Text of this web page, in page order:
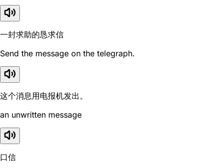
一封求助的恳求信
Send the message on the telegraph.
这个消息用电报机发出。
an unwritten message
口信